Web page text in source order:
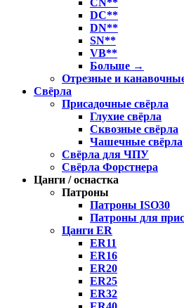
CN**
DC**
DN**
SN**
VB**
Больше →
Отрезные и
Свёрла
Присадочные свёрла
Глухие свёрла
Сквозные свёрла
Чашечные свёрла
Свёрла для ЧПУ
Свёрла Форстнера
Цанги / оснастка
Патроны
Патроны ISO30
Патроны для
Цанги ER
ER11
ER16
ER20
ER25
ER32